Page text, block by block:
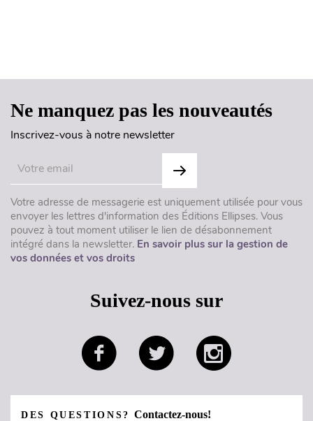
Ne manquez pas les nouveautés
Inscrivez-vous à notre newsletter
Votre adresse de messagerie est uniquement utilisée pour vous
envoyer les lettres d'information des Éditions Ellipses. Vous
pouvez à tout moment utiliser le lien de désabonnement
intégré dans la newsletter. En savoir plus sur la gestion de
vos données et vos droits
Suivez-nous sur
DES QUESTIONS?Contactez-nous!